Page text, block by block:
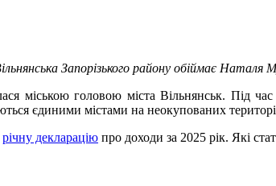
Запорізького району обіймає Наталя
міською головою міста Вільнянськ. Під
єдиними містами на неокупованих
річну декларацію про доходи за 2025 рік. Які